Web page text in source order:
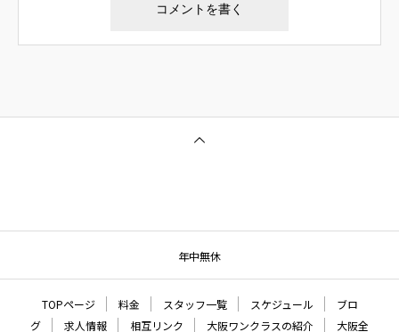
年中無休
TOPページ 料金 スタッフ一覧 スケジュール
ブロ
グ
求人情報 相互リンク 大阪ワンクラスの紹介 大阪全